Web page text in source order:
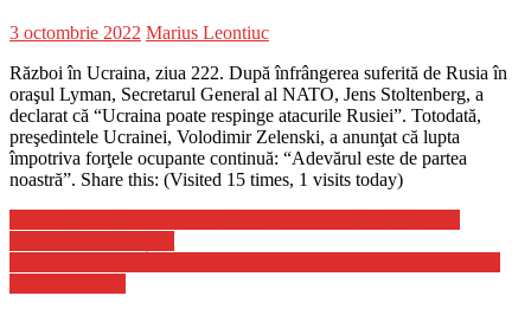
Posted
3 octombrie 2022 Author
Marius Leontiuc
Război în Ucraina, ziua 222. După înfrângerea suferită de Rusia în
oraşul Lyman, Secretarul General al NATO, Jens Stoltenberg, a
declarat că “Ucraina poate respinge atacurile Rusiei”. Totodată,
preşedintele Ucrainei, Volodimir Zelenski, a anunţat că lupta
împotriva forţele ocupante continuă: “Adevărul este de partea
noastră”. Share this: (Visited 15 times, 1 visits today)
Navigare
în
articole